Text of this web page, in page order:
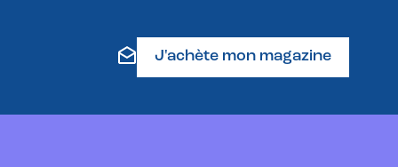
J'achète mon magazine